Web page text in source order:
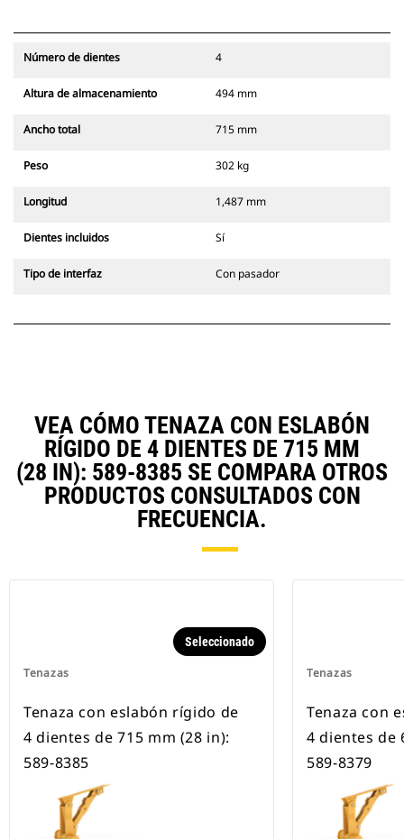
Número de dientes 4
Altura de almacenamiento 494 mm
Ancho total 715 mm
Peso 302 kg
Longitud 1,487 mm
Dientes incluidos Sí
Tipo de interfaz Con pasador
VEA CÓMO TENAZA CON ESLABÓN
RÍGIDO DE 4 DIENTES DE 715 MM
(28 IN): 589-8385 SE COMPARA OTROS
PRODUCTOS CONSULTADOS CON
FRECUENCIA.
Tenazas
Seleccionado
Tenaza con eslabón rígido de
4 dientes de 715 mm (28 in):
589-8385
Tenazas
Tenaza con
4 dientes de
589-8379